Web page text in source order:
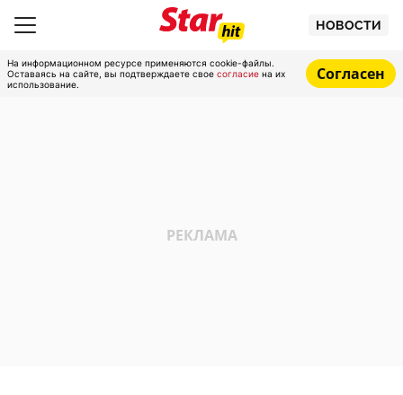
НОВОСТИ
На информационном ресурсе применяются cookie-файлы.
Оставаясь на сайте, вы подтверждаете свое согласие на их
использование.
Согласен